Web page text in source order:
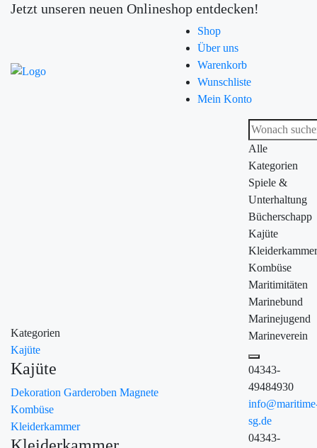
Jetzt unseren neuen Onlineshop entdecken!
Shop
Über uns
Warenkorb
Wunschliste
Mein Konto
Kategorien
Kajüte
Kajüte
Dekoration Garderoben Magnete
Kombüse
Kleiderkammer
Alle
Kategorien
Spiele &
Unterhaltung
Bücherschapp
Kajüte
Kleiderkammer
Kombüse
Maritimitäten
Marinebund
Marinejugend
Marineverein
04343-
49484930
sg.de
04343-